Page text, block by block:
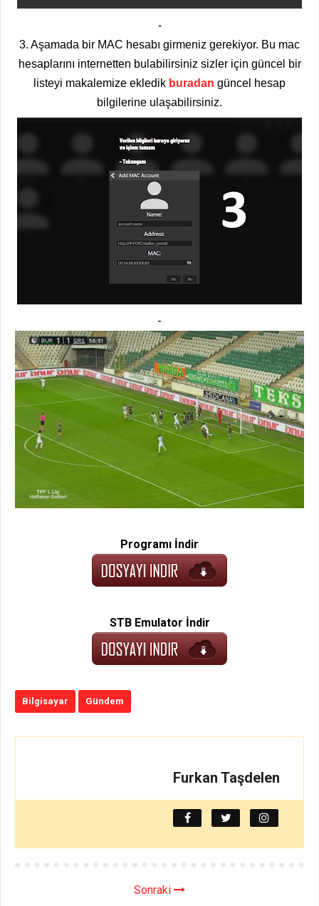
-
3. Aşamada bir MAC hesabı girmeniz gerekiyor. Bu mac
hesaplarını internetten bulabilirsiniz sizler için güncel bir
listeyi makalemize ekledik buradan güncel hesap
bilgilerine ulaşabilirsiniz.
-
Programı İndir
STB Emulator İndir
Bilgisayar Gündem
Furkan Taşdelen
Sonraki